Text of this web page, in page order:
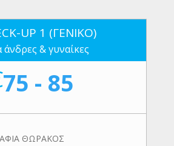
UP 1 (ΓΕΝΙΚΟ)
άνδρες & γυναίκες
75 - 85
ΘΩΡΑΚΟΣ